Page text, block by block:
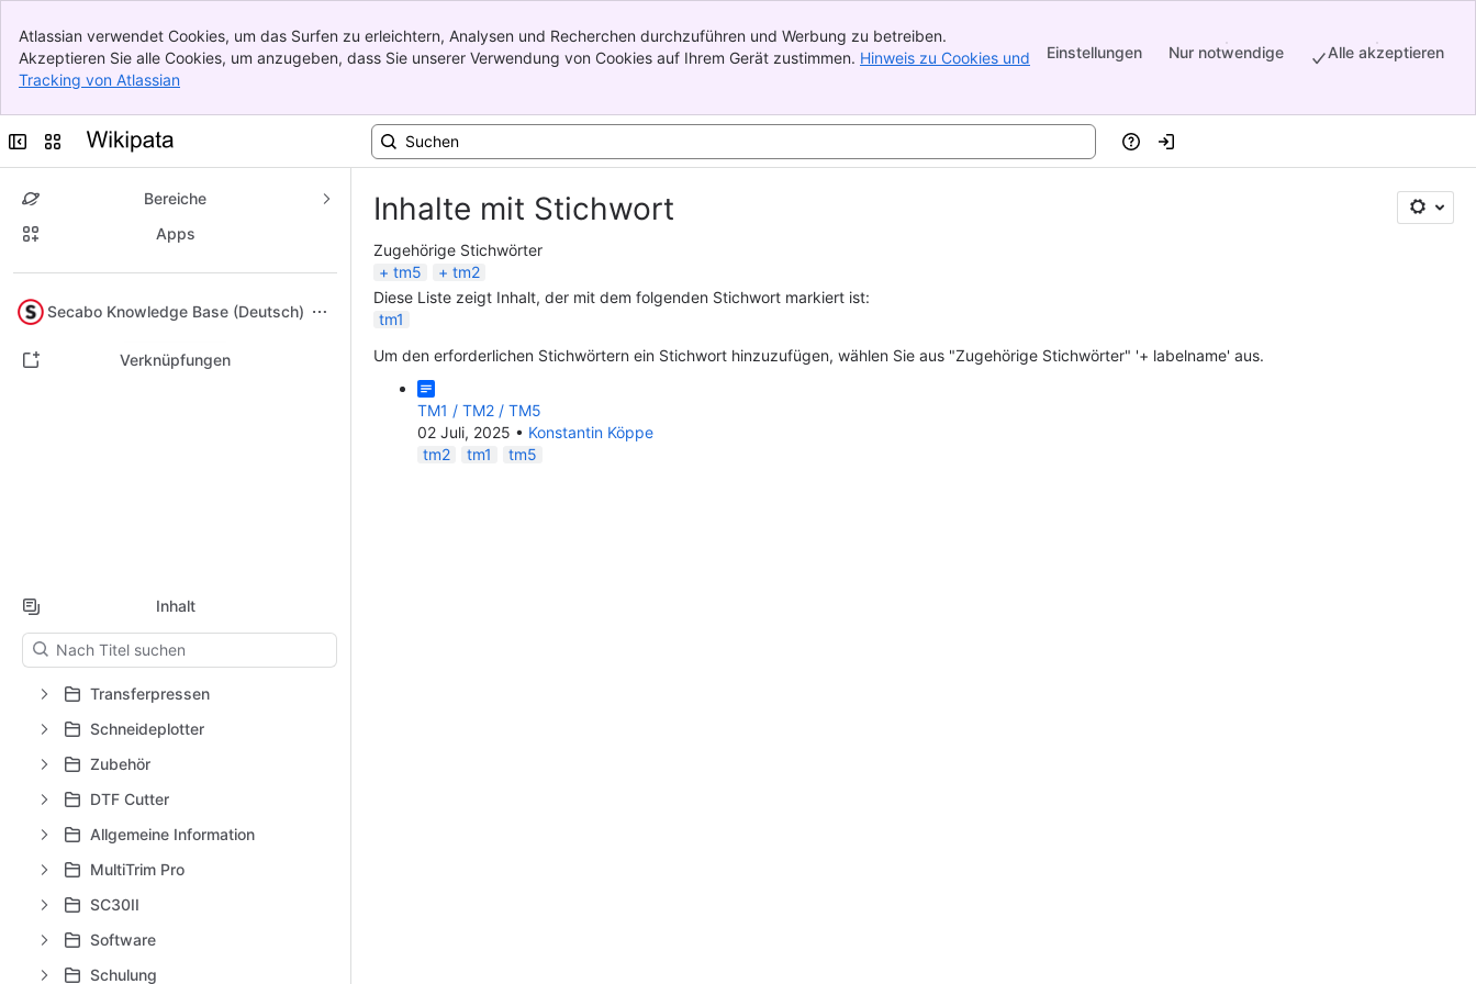
Banner
Top Bar
Sidebar
Atlassian verwendet Cookies, um das Surfen zu erleichtern, Analysen und Recherchen durchzuführen und Werbung zu betreiben.
Akzeptieren Sie alle Cookies, um anzugeben, dass Sie unserer Verwendung von Cookies auf Ihrem Gerät zustimmen. Hinweis zu Cookies und
Tracking von Atlassian
Einstellungen Nur notwendige Alle akzeptieren
Seitenleiste reduzieren
Sites oder Apps wechseln HilfeEinloggen
Bereiche
Apps
Secabo Knowledge Base (Deutsch)
Nach oben
Verknüpfungen
Inhalt
Die Ergebnisse werden aktualisiert, während Sie tippen.
Transferpressen
Schneideplotter
Zubehör
DTF Cutter
Allgemeine Information
MultiTrim Pro
SC30II
Software
Schulung
Inhalte mit Stichwort
Zugehörige Stichwörter
tm5
tm2
Diese Liste zeigt Inhalt, der mit dem folgenden Stichwort markiert ist:
tm1
Um den erforderlichen Stichwörtern ein Stichwort hinzuzufügen, wählen Sie aus "Zugehörige Stichwörter" '+ labelname' aus.
TM1 / TM2 / TM5
02 Juli, 2025 • Konstantin Köppe
tm2
tm1 tm5